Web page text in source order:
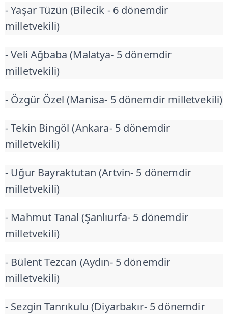
- Yaşar Tüzün (Bilecik - 6 dönemdir
milletvekili)
- Veli Ağbaba (Malatya- 5 dönemdir
milletvekili)
- Özgür Özel (Manisa- 5 dönemdir milletvekili)
- Tekin Bingöl (Ankara- 5 dönemdir
milletvekili)
- Uğur Bayraktutan (Artvin- 5 dönemdir
milletvekili)
- Mahmut Tanal (Şanlıurfa- 5 dönemdir
milletvekili)
- Bülent Tezcan (Aydın- 5 dönemdir
milletvekili)
- Sezgin Tanrıkulu (Diyarbakır- 5 dönemdir